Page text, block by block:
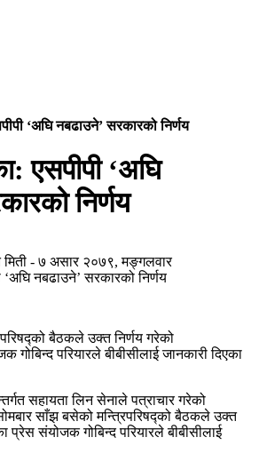
‘अघि नबढाउने’ सरकारको निर्णय
एसपीपी ‘अघि
निर्णय
- ७ असार २०७९, मङ्गलवार
बैठकले उक्त निर्णय गरेको
गोबिन्द परियारले बीबीसीलाई जानकारी दिएका
सहायता लिन सेनाले पत्राचार गरेको
साँझ बसेको मन्त्रिपरिषद्को बैठकले उक्त
प्रेस संयोजक गोबिन्द परियारले बीबीसीलाई